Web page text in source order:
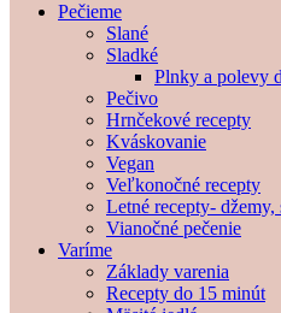
Pečieme
Slané
Sladké
Plnky a polevy
Pečivo
Hrnčekové recepty
Kváskovanie
Vegan
Veľkonočné recepty
Letné recepty-
Vianočné pečenie
Varíme
Základy varenia
Recepty do 15 minút